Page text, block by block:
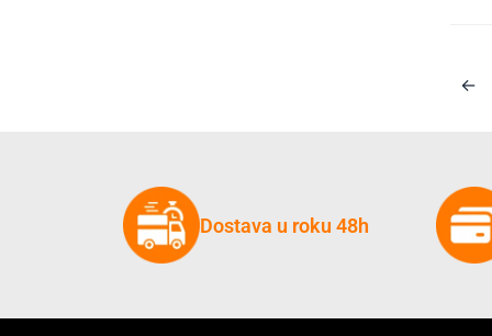
←
Dostava u roku 48h